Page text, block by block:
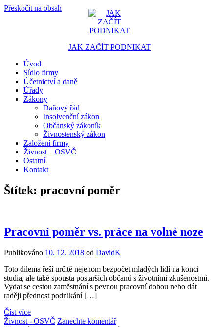
Přeskočit na obsah
JAK ZAČÍT PODNIKAT
Portál pro podnikatele
Úvod
Sídlo firmy
Účetnictví a daně
Úřady
Zákony
Daňový řád
Insolvenční zákon
Občanský zákoník
Živnostenský zákon
Založení firmy
Živnost – OSVČ
Ostatní
Kontakt
Štítek: pracovní poměr
Pracovní poměr vs. práce na volné noze
Publikováno 10. 12. 2018 od DavidK
Toto dilema řeší určitě nejenom bezpočet mladých lidí na konci
studia, ale také spousta postarších občanů s životními zkušenostmi.
Vydat se cestou zaměstnání s pevnou pracovní dobou nebo dát
raději přednost podnikání […]
Číst více
Živnost - OSVČ Zanechte komentář